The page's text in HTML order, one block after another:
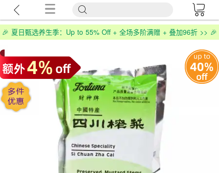
🎉 夏日甄选养生季：Up to 55% Off + 全场多阶满赠 + 叠加96折 >> 🎉